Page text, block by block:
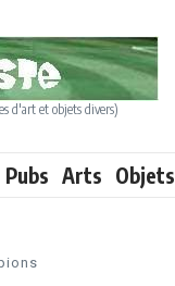
d'art et objets divers)
Pubs Arts Objets